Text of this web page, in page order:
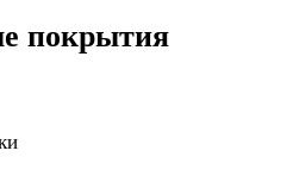
покрытия